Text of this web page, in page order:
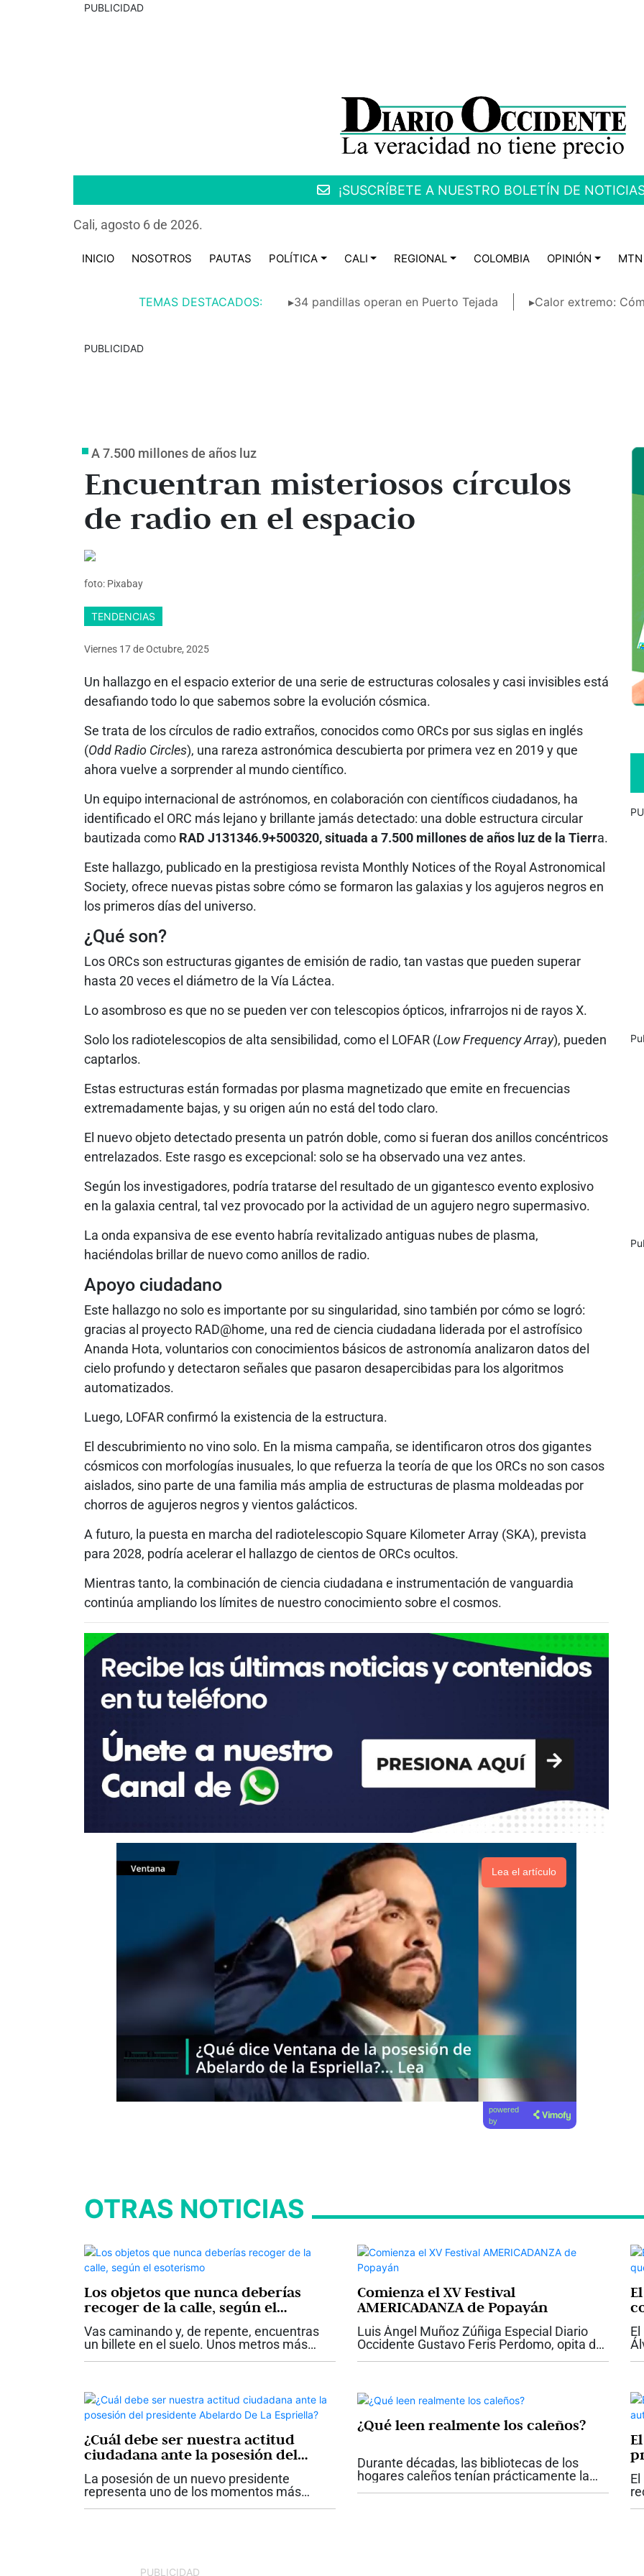
PUBLICIDAD
¡SUSCRÍBETE A NUESTRO BOLETÍN DE
Cali, agosto 6 de 2026.
INICIO NOSOTROS PAUTAS POLÍTICA CALI REGIONAL COLOMBIA OPINIÓN MTN
TEMAS DESTACADOS: ▸34 pandillas operan en Puerto Tejada ▸Calor extremo:
PUBLICIDAD
A 7.500 millones de años luz
Encuentran misteriosos círculos
de radio en el espacio
foto: Pixabay
TENDENCIAS
Viernes 17deOctubre, 2025
Un hallazgo en el espacio exterior de una serie de estructuras colosales y casi invisibles está
desafiando todo lo que sabemos sobre la evolución cósmica.
Se trata de los círculos de radio extraños, conocidos como ORCs por sus siglas en inglés
(Odd Radio Circles), una rareza astronómica descubierta por primera vez en 2019 y que
ahora vuelve a sorprender al mundo científico.
Un equipo internacional de astrónomos, en colaboración con científicos ciudadanos, ha
identificado el ORC más lejano y brillante jamás detectado: una doble estructura circular
bautizada como RAD J131346.9+500320, situada a 7.500 millones de años luz de la Tierra.
Este hallazgo, publicado en la prestigiosa revista Monthly Notices of the Royal Astronomical
Society, ofrece nuevas pistas sobre cómo se formaron las galaxias y los agujeros negros en
los primeros días del universo.
¿Qué son?
Los ORCs son estructuras gigantes de emisión de radio, tan vastas que pueden superar
hasta 20 veces el diámetro de la Vía Láctea.
Lo asombroso es que no se pueden ver con telescopios ópticos, infrarrojos ni de rayos X.
Solo los radiotelescopios de alta sensibilidad, como el LOFAR (Low Frequency Array), pueden
captarlos.
Estas estructuras están formadas por plasma magnetizado que emite en frecuencias
extremadamente bajas, y su origen aún no está del todo claro.
El nuevo objeto detectado presenta un patrón doble, como si fueran dos anillos concéntricos
entrelazados. Este rasgo es excepcional: solo se ha observado una vez antes.
Según los investigadores, podría tratarse del resultado de un gigantesco evento explosivo
en la galaxia central, tal vez provocado por la actividad de un agujero negro supermasivo.
La onda expansiva de ese evento habría revitalizado antiguas nubes de plasma,
haciéndolas brillar de nuevo como anillos de radio.
Apoyo ciudadano
Este hallazgo no solo es importante por su singularidad, sino también por cómo se logró:
gracias al proyecto RAD@home, una red de ciencia ciudadana liderada por el astrofísico
Ananda Hota, voluntarios con conocimientos básicos de astronomía analizaron datos del
cielo profundo y detectaron señales que pasaron desapercibidas para los algoritmos
automatizados.
Luego, LOFAR confirmó la existencia de la estructura.
El descubrimiento no vino solo. En la misma campaña, se identificaron otros dos gigantes
cósmicos con morfologías inusuales, lo que refuerza la teoría de que los ORCs no son casos
aislados, sino parte de una familia más amplia de estructuras de plasma moldeadas por
chorros de agujeros negros y vientos galácticos.
A futuro, la puesta en marcha del radiotelescopio Square Kilometer Array (SKA), prevista
para 2028, podría acelerar el hallazgo de cientos de ORCs ocultos.
Mientras tanto, la combinación de ciencia ciudadana e instrumentación de vanguardia
continúa ampliando los límites de nuestro conocimiento sobre el cosmos.
Lea el artículo
powered
by
OTRAS NOTICIAS
Los objetos que nunca deberías
recoger de la calle, según el
esoterismo
Vas caminando y, de repente, encuentras
un billete en el suelo. Unos metros más
perfecto estado...
Comienza el XV Festival
AMERICADANZA de Popayán
Luis Ángel Muñoz Zúñiga Especial Diario
Occidente Gustavo Feris Perdomo, opita de
¿Cuál debe ser nuestra actitud
ciudadana ante la posesión del
presidente Abelardo De La Espriella?
La posesión de un nuevo presidente
representa uno de los momentos más
¿Qué leen realmente los caleños?
Durante décadas, las bibliotecas de los
hogares caleños tenían prácticamente la
misma fotografía. Enciclopedias completas,
PUBLICIDAD